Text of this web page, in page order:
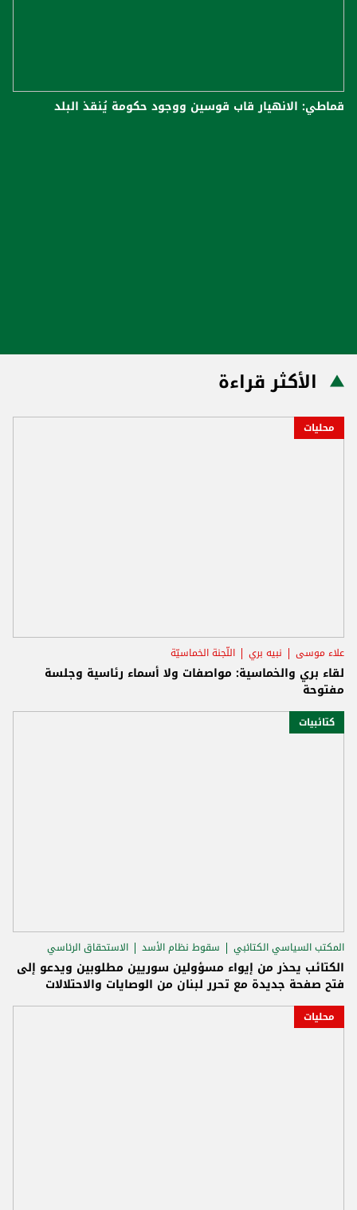
قماطي: الانهيار قاب قوسين ووجود حكومة يُنقذ البلد
الأكثر قراءة
محليات
علاء موسى نبيه بري اللّجنة الخماسيّة
لقاء بري والخماسية: مواصفات ولا أسماء رئاسية وجلسة
مفتوحة
كتائبيات
المكتب السياسي الكتائبي سقوط نظام الأسد الاستحقاق الرئاسي
الكتائب يحذر من إيواء مسؤولين سوريين مطلوبين ويدعو إلى
فتح صفحة جديدة مع تحرر لبنان من الوصايات والاحتلالات
محليات